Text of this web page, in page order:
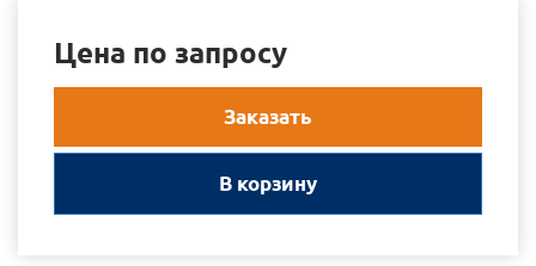
Цена по запросу
Заказать
В корзину